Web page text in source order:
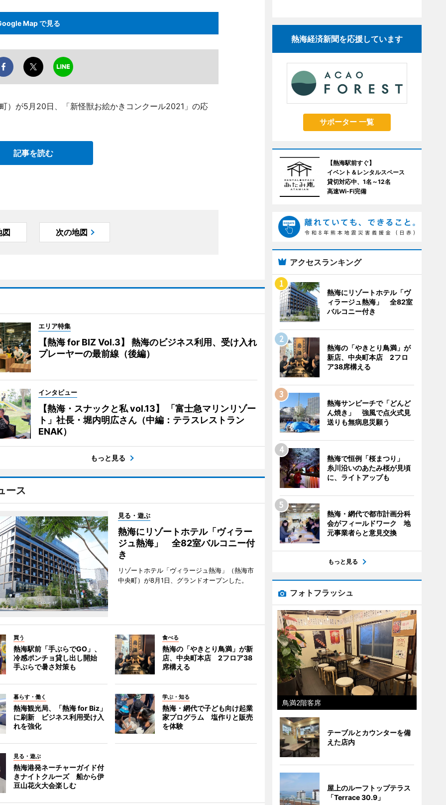
Map で見る
）が5月20日、「新怪獣お絵かきコンクール2021」の応
記事を読む
図 次の地図
エリア特集
【熱海 for BIZ Vol.3】 熱海のビジネス利用、受け入れ
プレーヤーの最前線（後編）
インタビュー
【熱海・スナックと私 vol.13】 「富士急マリンリゾー
ト」社長・堀内明広さん（中編：テラスレストラン
ENAK）
もっと見る
ース
見る・遊ぶ
熱海にリゾートホテル「ヴィラー
ジュ熱海」 全82室バルコニー付
き
リゾートホテル「ヴィラージュ熱海」（熱海市
中央町）が8月1日、グランドオープンした。
買う
熱海駅前「手ぶらでGO」、
冷感ポンチョ貸し出し開始
手ぶらで暑さ対策も
食べる
熱海の「やきとり鳥満」が新
店、中央町本店 2フロア38
席構える
暮らす・働く
熱海観光局、「熱海 for Biz」
に刷新 ビジネス利用受け入
れを強化
学ぶ・知る
熱海・網代で子ども向け起業
家プログラム 塩作りと販売
を体験
見る・遊ぶ
熱海港発ネーチャーガイド付
きナイトクルーズ 船から伊
豆山花火大会楽しむ
熱海経済新聞を応援しています
サポーター 一覧
【熱海駅前すぐ】
イベント＆レンタルスペース
貸切対応中、1名～12名
高速Wi-Fi完備
アクセスランキング
熱海にリゾートホテル「ヴ
ィラージュ熱海」 全82室
バルコニー付き
熱海の「やきとり鳥満」が
新店、中央町本店 2フロ
ア38席構える
熱海サンビーチで「どんど
ん焼き」 強風で点火式見
送りも無病息災願う
熱海で恒例「桜まつり」
糸川沿いのあたみ桜が見頃
に、ライトアップも
熱海・網代で都市計画分科
会がフィールドワーク 地
元事業者らと意見交換
もっと見る
フォトフラッシュ
鳥満2階客席
テーブルとカウンターを備
えた店内
屋上のルーフトップテラス
「Terrace 30.9」